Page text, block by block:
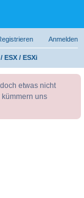
Anmelden
ESX / ESXi
etwas nicht
uns